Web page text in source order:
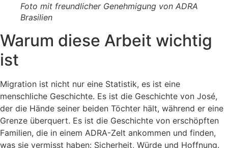
Foto mit freundlicher Genehmigung von ADRA
Brasilien
Warum diese Arbeit wichtig
ist
Migration ist nicht nur eine Statistik, es ist eine
menschliche Geschichte. Es ist die Geschichte von José,
der die Hände seiner beiden Töchter hält, während er eine
Grenze überquert. Es ist die Geschichte von erschöpften
Familien, die in einem ADRA-Zelt ankommen und finden,
was sie vermisst haben: Sicherheit, Würde und Hoffnung.